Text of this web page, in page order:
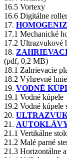
16.5 Vortexy
16.6 Digitálne
17.
17.1 Mechanické
17.2 Ultrazvukové
18.
(pdf, 0,2 MB)
18.1 Zahrievacie
18.2 Výhrevné
19. VODNÉ
19.1 Vodné kúpele
19.2 Vodné kúpele
20.
21.
21.1 Vertikálne
21.2 Malé parné
21.3 Horizontálne